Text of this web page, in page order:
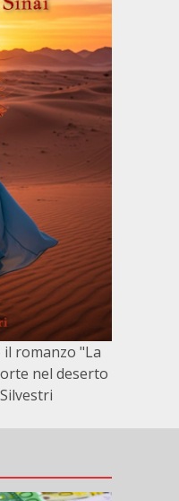
romanzo "La
nel deserto